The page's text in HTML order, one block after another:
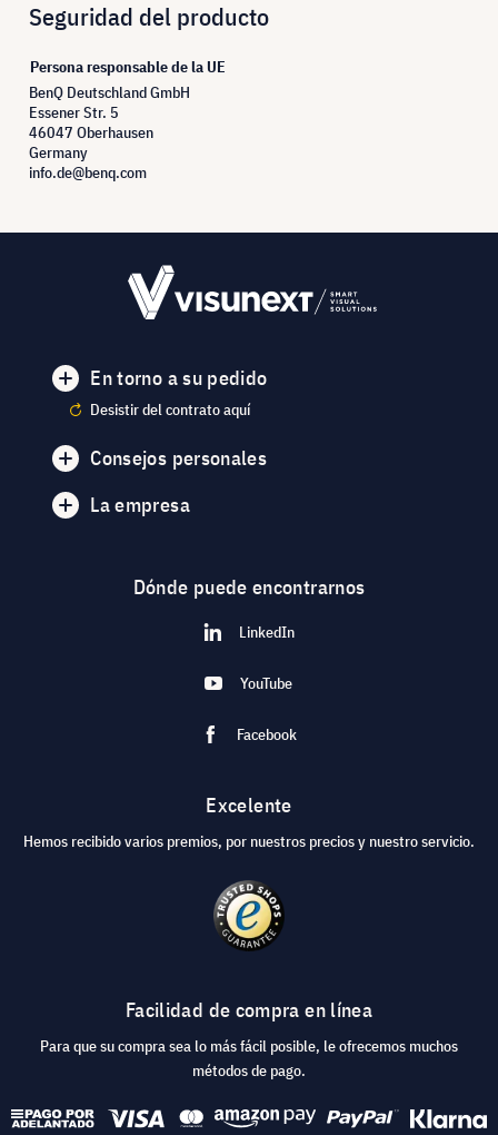
Seguridad del producto
Persona responsable de la UE
BenQ Deutschland GmbH
Essener Str. 5
46047 Oberhausen
Germany
info.de@benq.com
En torno a su pedido
Desistir del contrato aquí
Consejos personales
La empresa
Dónde puede encontrarnos
LinkedIn
YouTube
Facebook
Excelente
Hemos recibido varios premios, por nuestros precios y nuestro servicio.
Facilidad de compra en línea
Para que su compra sea lo más fácil posible, le ofrecemos muchos
métodos de pago.